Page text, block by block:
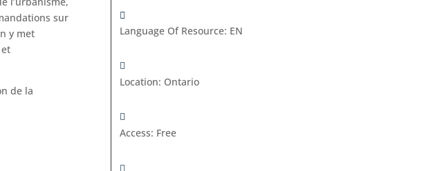
sur
y met
de la
Language Of Resource: EN
Location: Ontario
Access: Free